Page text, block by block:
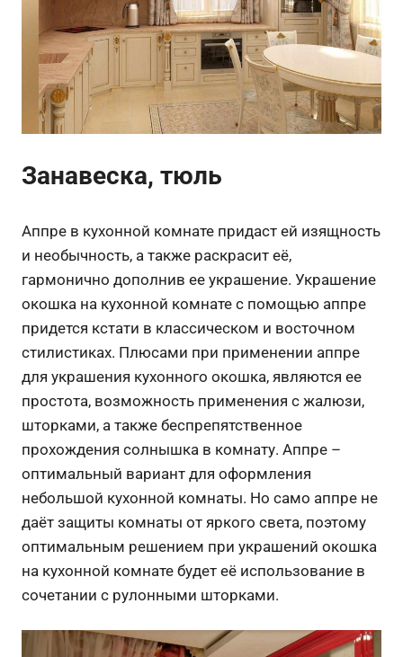
Занавеска, тюль
Аппре в кухонной комнате придаст ей изящность
и необычность, а также раскрасит её,
гармонично дополнив ее украшение. Украшение
окошка на кухонной комнате с помощью аппре
придется кстати в классическом и восточном
стилистиках. Плюсами при применении аппре
для украшения кухонного окошка, являются ее
простота, возможность применения с жалюзи,
шторками, а также беспрепятственное
прохождения солнышка в комнату. Аппре –
оптимальный вариант для оформления
небольшой кухонной комнаты. Но само аппре не
даёт защиты комнаты от яркого света, поэтому
оптимальным решением при украшений окошка
на кухонной комнате будет её использование в
сочетании с рулонными шторками.